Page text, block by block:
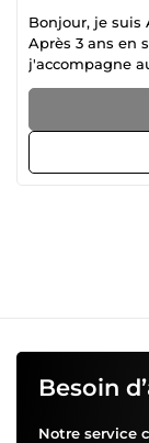
Bonjour, je suis
Après 3 ans en
j'accompagne
indépendants
d'un coup de
et sans
en français, via
voyez tout ce
Besoin
Notre service